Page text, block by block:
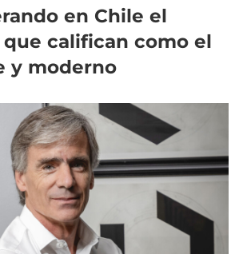
en Chile el
califican como el
y moderno